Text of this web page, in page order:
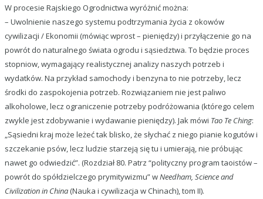
W procesie Rajskiego Ogrodnictwa wyróżnić można:
– Uwolnienie naszego systemu podtrzymania życia z okowów
cywilizacji / Ekonomii (mówiąc wprost – pieniędzy) i przyłączenie go na
powrót do naturalnego świata ogrodu i sąsiedztwa. To będzie proces
stopniow, wymagający realistycznej analizy naszych potrzeb i
wydatków. Na przykład samochody i benzyna to nie potrzeby, lecz
środki do zaspokojenia potrzeb. Rozwiązaniem nie jest paliwo
alkoholowe, lecz ograniczenie potrzeby podróżowania (którego celem
zwykle jest zdobywanie i wydawanie pieniędzy). Jak mówi Tao Te Ching:
„Sąsiedni kraj może leżeć tak blisko, że słychać z niego pianie kogutów i
szczekanie psów, lecz ludzie starzeją się tu i umierają, nie próbując
nawet go odwiedzić”. (Rozdział 80. Patrz “polityczny program taoistów –
powrót do spółdzielczego prymitywizmu” wNeedham, Science and
Civilization in China (Nauka i cywilizacja w Chinach), tom II).